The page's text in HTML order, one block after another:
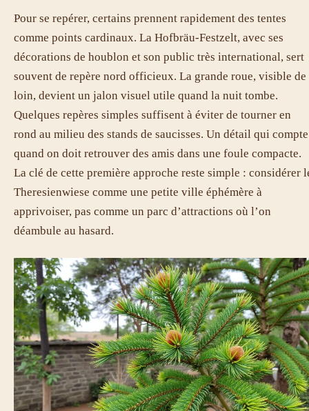
Pour se repérer, certains prennent rapidement des tentes
comme points cardinaux. La Hofbräu-Festzelt, avec ses
décorations de houblon et son public très international, sert
souvent de repère nord officieux. La grande roue, visible de
loin, devient un jalon visuel utile quand la nuit tombe.
Quelques repères simples suffisent à éviter de tourner en
rond au milieu des stands de saucisses. Un détail qui compte
quand on doit retrouver des amis dans une foule compacte.
La clé de cette première approche reste simple : considérer
Theresienwiese comme une petite ville éphémère à
apprivoiser, pas comme un parc d’attractions où l’on
déambule au hasard.